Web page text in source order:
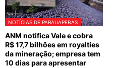
NOTÍCIAS DE PARAUAPEBAS
ANM notifica Vale e cobra
R$ 17,7 bilhões em royalties
da mineração; empresa tem
10 dias para apresentar